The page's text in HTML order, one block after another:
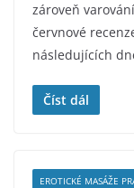
zároveň
červnové
následujících
Číst dál
EROTICKÉ MASÁŽE